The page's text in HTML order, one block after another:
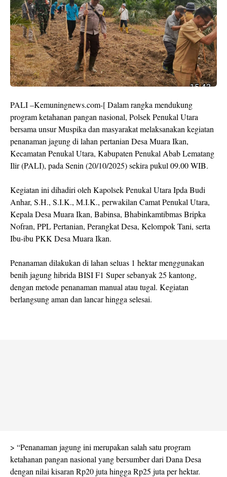
PALI –Kemuningnews.com-[ Dalam rangka mendukung
program ketahanan pangan nasional, Polsek Penukal Utara
bersama unsur Muspika dan masyarakat melaksanakan kegiatan
penanaman jagung di lahan pertanian Desa Muara Ikan,
Kecamatan Penukal Utara, Kabupaten Penukal Abab Lematang
Ilir (PALI), pada Senin (20/10/2025) sekira pukul 09.00 WIB.
Kegiatan ini dihadiri oleh Kapolsek Penukal Utara Ipda Budi
Anhar, S.H., S.I.K., M.I.K., perwakilan Camat Penukal Utara,
Kepala Desa Muara Ikan, Babinsa, Bhabinkamtibmas Bripka
Nofran, PPL Pertanian, Perangkat Desa, Kelompok Tani, serta
Ibu-ibu PKK Desa Muara Ikan.
Penanaman dilakukan di lahan seluas 1 hektar menggunakan
benih jagung hibrida BISI F1 Super sebanyak 25 kantong,
dengan metode penanaman manual atau tugal. Kegiatan
berlangsung aman dan lancar hingga selesai.
> “Penanaman jagung ini merupakan salah satu program
ketahanan pangan nasional yang bersumber dari Dana Desa
dengan nilai kisaran Rp20 juta hingga Rp25 juta per hektar.